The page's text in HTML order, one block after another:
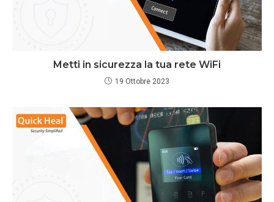
Metti in sicurezza la tua rete WiFi
19 Ottobre 2023